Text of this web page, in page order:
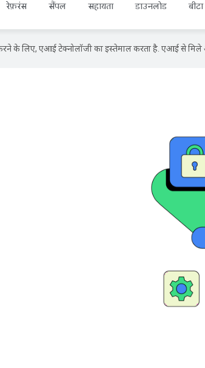
रेफ़रंस सैंपल सहायता डाउनलोड बीटा
के लिए, एआई टेक्नोलॉजी का इस्तेमाल करता है. एआई से मिले